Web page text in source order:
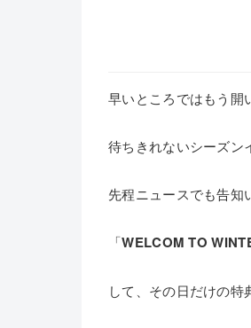
早いところではもう開
待ちきれないシーズン
先程ニュースでも告知
「WELCOM TO
して、その日だけの特